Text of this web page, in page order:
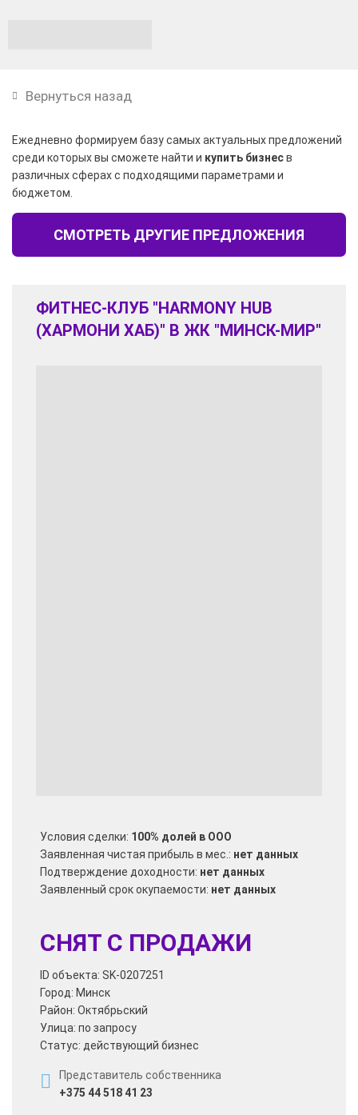
Вернуться назад
Ежедневно формируем базу самых актуальных предложений
среди которых вы сможете найти и купить бизнесв
различных сферах с подходящими параметрами и
бюджетом.
СМОТРЕТЬ ДРУГИЕ ПРЕДЛОЖЕНИЯ
ФИТНЕС-КЛУБ "HARMONY HUB
(ХАРМОНИ ХАБ)" В ЖК "МИНСК-МИР"
Условия сделки: 100% долей в ООО
Заявленная чистая прибыль в мес.: нет данных
Подтверждение доходности: нет данных
Заявленный срок окупаемости: нет данных
СНЯТ С ПРОДАЖИ
ID объекта: SK-0207251
Город: Минск
Район: Октябрьский
Улица: по запросу
Статус: действующий бизнес
Представитель собственника
+375 44 518 41 23